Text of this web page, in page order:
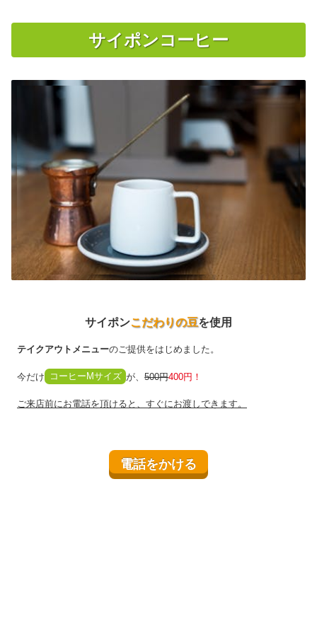
サイポンコーヒー
サイポンこだわりの豆を使用
テイクアウトメニューのご提供をはじめました。
今だけ コーヒーMサイズ が、500円400円！
ご来店前にお電話を頂けると、すぐにお渡しできます。
電話をかける